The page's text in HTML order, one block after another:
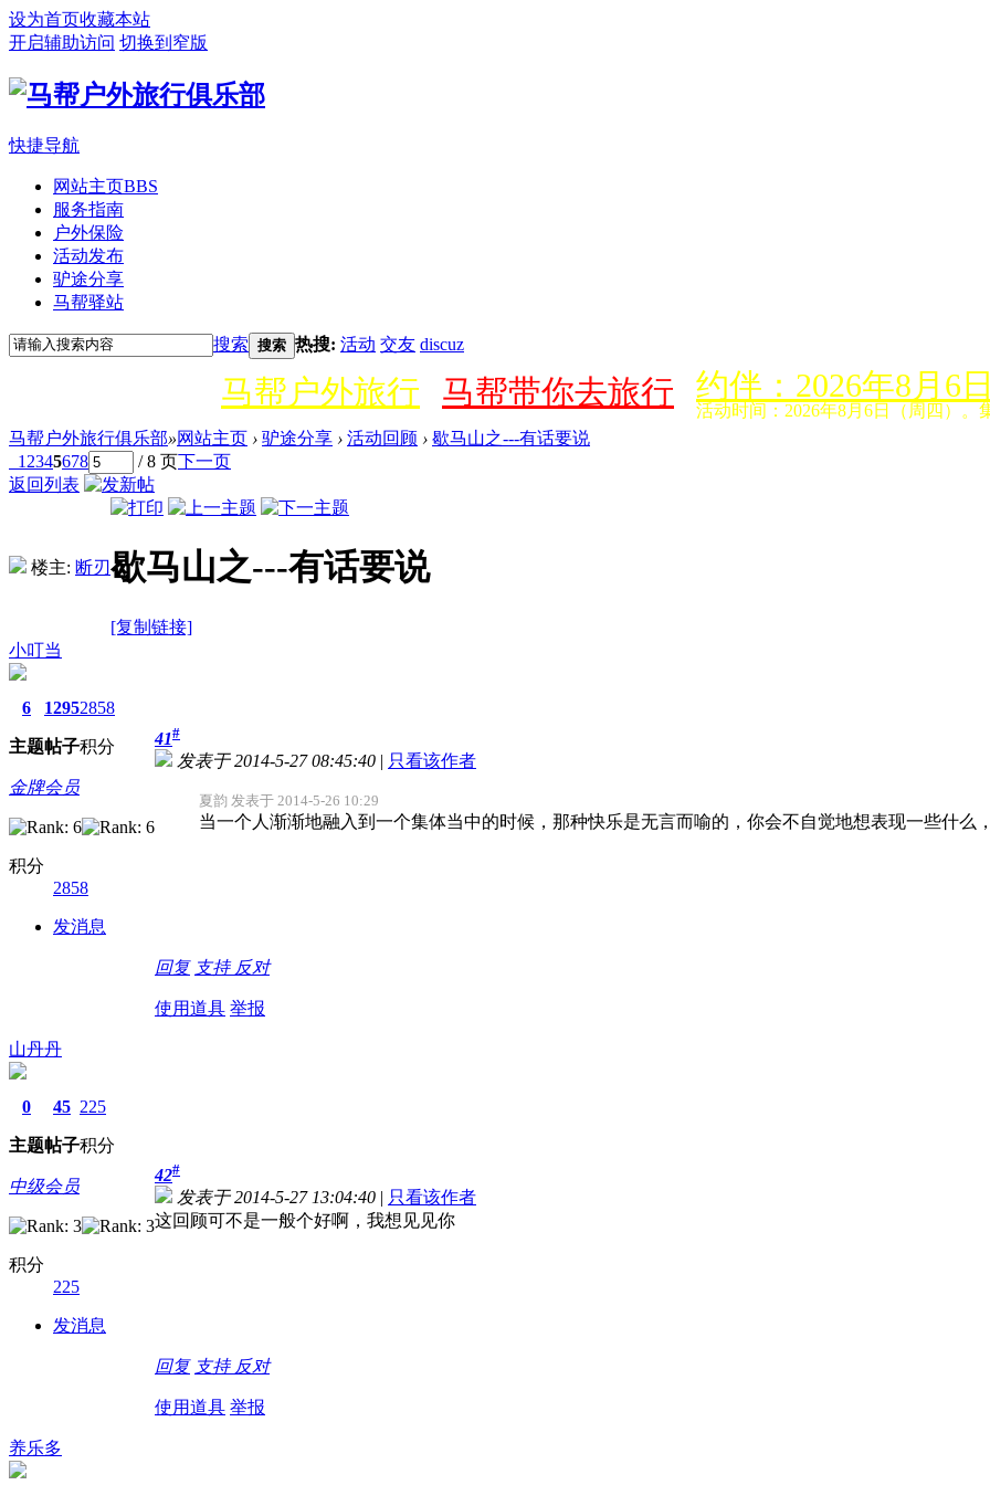
设为首页收藏本站
开启辅助访问 切换到窄版
快捷导航
网站主页BBS
服务指南
户外保险
活动发布
驴途分享
马帮驿站
搜索 搜索 热搜: 活动 交友 discuz
马帮户外旅行 马帮带你去旅行 约伴：2026年8月6
活动时间：2026年8月6日（周四）
马帮户外旅行俱乐部»网站主页 › 驴途分享 › 活动回顾 › 歇马山之---有话要说
1 2345678 / 8 页下一页
返回列表
楼主: 断刃歇马山之---有话要说
[复制链接]
小叮当
6
主题
1295
帖子
2858
积分
金牌会员
积分
2858
发消息
41#
发表于 2014-5-27 08:45:40 | 只看该作者
夏韵 发表于 2014-5-26 10:29
当一个人渐渐地融入到一个集体当中的时候，那种快乐是无言而喻的，你会不自觉地想表现一些什么
回复 支持 反对
使用道具 举报
山丹丹
0
主题
45
帖子
225
积分
中级会员
积分
225
发消息
42#
发表于 2014-5-27 13:04:40 | 只看该作者
这回顾可不是一般个好啊，我想见见你
回复 支持 反对
使用道具 举报
养乐多